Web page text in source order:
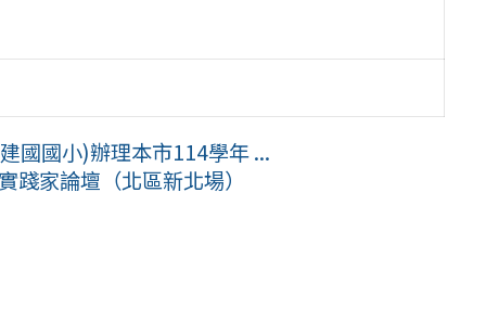
國國小)辦理本市114學年 ...
家論壇（北區新北場）